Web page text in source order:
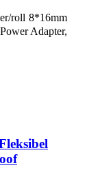
roll 8*16mm
Adapter,